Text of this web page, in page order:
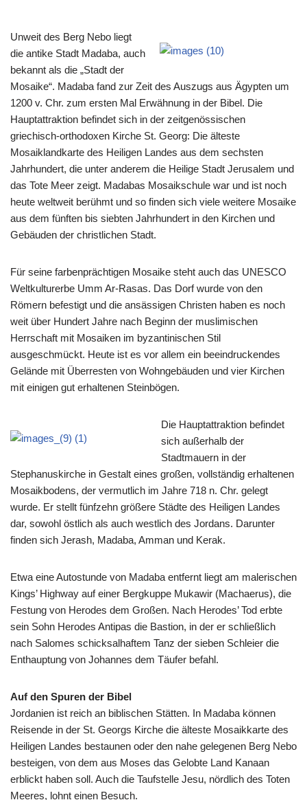
Unweit des Berg Nebo liegt
die antike Stadt Madaba, auch
bekannt als die „Stadt der
Mosaike“. Madaba fand zur Zeit des Auszugs aus Ägypten um
1200 v. Chr. zum ersten Mal Erwähnung in der Bibel. Die
Hauptattraktion befindet sich in der zeitgenössischen
griechisch-orthodoxen Kirche St. Georg: Die älteste
Mosaiklandkarte des Heiligen Landes aus dem sechsten
Jahrhundert, die unter anderem die Heilige Stadt Jerusalem und
das Tote Meer zeigt. Madabas Mosaikschule war und ist noch
heute weltweit berühmt und so finden sich viele weitere Mosaike
aus dem fünften bis siebten Jahrhundert in den Kirchen und
Gebäuden der christlichen Stadt.
Für seine farbenprächtigen Mosaike steht auch das UNESCO
Weltkulturerbe Umm Ar-Rasas. Das Dorf wurde von den
Römern befestigt und die ansässigen Christen haben es noch
weit über Hundert Jahre nach Beginn der muslimischen
Herrschaft mit Mosaiken im byzantinischen Stil
ausgeschmückt. Heute ist es vor allem ein beeindruckendes
Gelände mit Überresten von Wohngebäuden und vier Kirchen
mit einigen gut erhaltenen Steinbögen.
Die Hauptattraktion befindet
sich außerhalb der
Stadtmauern in der
Stephanuskirche in Gestalt eines großen, vollständig erhaltenen
Mosaikbodens, der vermutlich im Jahre 718 n. Chr. gelegt
wurde. Er stellt fünfzehn größere Städte des Heiligen Landes
dar, sowohl östlich als auch westlich des Jordans. Darunter
finden sich Jerash, Madaba, Amman und Kerak.
Etwa eine Autostunde von Madaba entfernt liegt am malerischen
Kings’ Highway auf einer Bergkuppe Mukawir (Machaerus), die
Festung von Herodes dem Großen. Nach Herodes’ Tod erbte
sein Sohn Herodes Antipas die Bastion, in der er schließlich
nach Salomes schicksalhaftem Tanz der sieben Schleier die
Enthauptung von Johannes dem Täufer befahl.
Auf den Spuren der Bibel
Jordanien ist reich an biblischen Stätten. In Madaba können
Reisende in der St. Georgs Kirche die älteste Mosaikkarte des
Heiligen Landes bestaunen oder den nahe gelegenen Berg Nebo
besteigen, von dem aus Moses das Gelobte Land Kanaan
erblickt haben soll. Auch die Taufstelle Jesu, nördlich des Toten
Meeres, lohnt einen Besuch.